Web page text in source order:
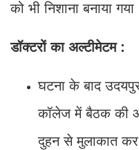
को भी निशाना बनाया
डॉक्टरों का अल्टीमेटम :
घटना के बाद
कॉलेज में बैठक की
दुहन से मुलाकात